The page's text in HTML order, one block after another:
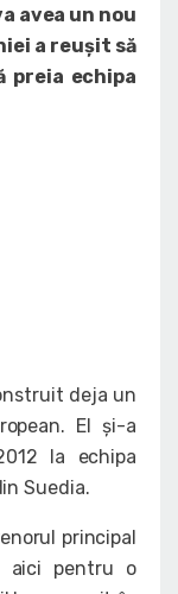
avea un nou
a reușit să
preia echipa
deja un
El și-a
la echipa
Suedia.
principal
aici pentru o